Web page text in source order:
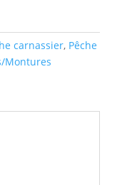
carnassier, Pêche
Montures